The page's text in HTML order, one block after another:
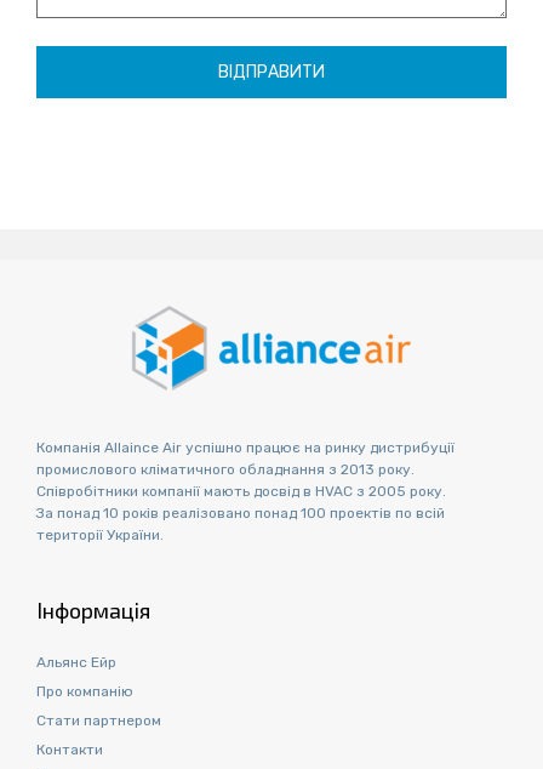
Компанія Allaince Air успішно працює на ринку дистрибуції
промислового кліматичного обладнання з 2013 року.
Співробітники компанії мають досвід в HVAC з 2005 року.
За понад 10 років реалізовано понад 100 проектів по всій
території України.
Інформація
Альянс Ейр
Про компанію
Стати партнером
Контакти